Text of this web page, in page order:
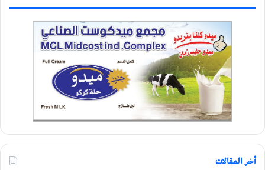
أخر المقالات